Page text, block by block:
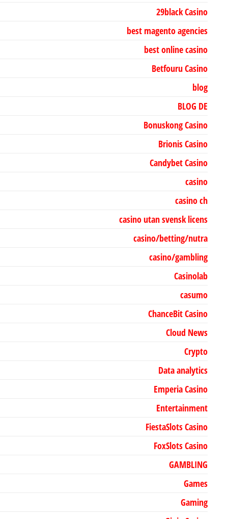
29black Casino
best magento agencies
best online casino
Betfouru Casino
blog
BLOG DE
Bonuskong Casino
Brionis Casino
Candybet Casino
casino
casino ch
casino utan svensk licens
casino/betting/nutra
casino/gambling
Casinolab
casumo
ChanceBit Casino
Cloud News
Crypto
Data analytics
Emperia Casino
Entertainment
FiestaSlots Casino
FoxSlots Casino
GAMBLING
Games
Gaming